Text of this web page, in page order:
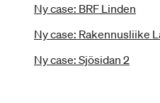
Ny case: BRF Linden
Ny case: Rakennusliike
Ny case: Sjösidan 2